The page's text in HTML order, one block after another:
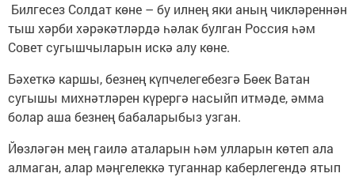
Билгесез Солдат көне – бу илнең яки аның чикләреннән
тыш хәрби хәрәкәтләрдә һәлак булган Россия һәм
Совет сугышчыларын искә алу көне.
Бәхеткә каршы, безнең күпчелегебезгә Бөек Ватан
сугышы михнәтләрен күрергә насыйп итмәде, әмма
болар аша безнең бабаларыбыз узган.
Йөзләгән мең гаилә аталарын һәм улларын көтеп ала
алмаган, алар мәңгелеккә туганнар каберлегендә ятып